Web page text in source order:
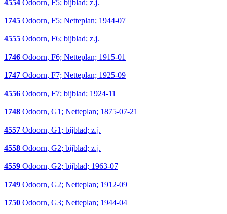
4554 Odoorn, F5; bijblad; z.j.
1745 Odoorn, F5; Netteplan; 1944-07
4555 Odoorn, F6; bijblad; z.j.
1746 Odoorn, F6; Netteplan; 1915-01
1747 Odoorn, F7; Netteplan; 1925-09
4556 Odoorn, F7; bijblad; 1924-11
1748 Odoorn, G1; Netteplan; 1875-07-21
4557 Odoorn, G1; bijblad; z.j.
4558 Odoorn, G2; bijblad; z.j.
4559 Odoorn, G2; bijblad; 1963-07
1749 Odoorn, G2; Netteplan; 1912-09
1750 Odoorn, G3; Netteplan; 1944-04